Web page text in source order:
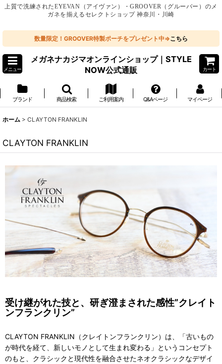
上質で洗練されたEYEVAN（アイヴァン）・GROOVER（グルーバー）のメ
ガネを揃えるセレクトショップ 神奈川・川崎
数量限定！GROOVER特製ポーチをプレゼント中⇒こちら
メニュー
メガネナカジマオンラインショップ｜STYLE
NOW公式通販
カート
ブランド 商品検索 ご利用案内 Q&Aページ マイページ
ホーム > CLAYTON FRANKLIN
CLAYTON FRANKLIN
受け継がれた技と、研ぎ澄まされた感性”クレイト
ンフランクリン”
CLAYTON FRANKLIN（クレイトンフランクリン）は、「古いもの
が時代を経て、新しいモノとして生まれ変わる」というコンセプト
のもと、クラシックと現代性を融合させたネオクラシックなデザイ